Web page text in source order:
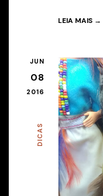
LEIA MAIS →
JUN
08
2016
DICAS